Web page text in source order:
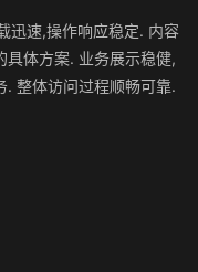
迅速,操作响应稳定. 内容
具体方案. 业务展示稳健,
. 整体访问过程顺畅可靠.